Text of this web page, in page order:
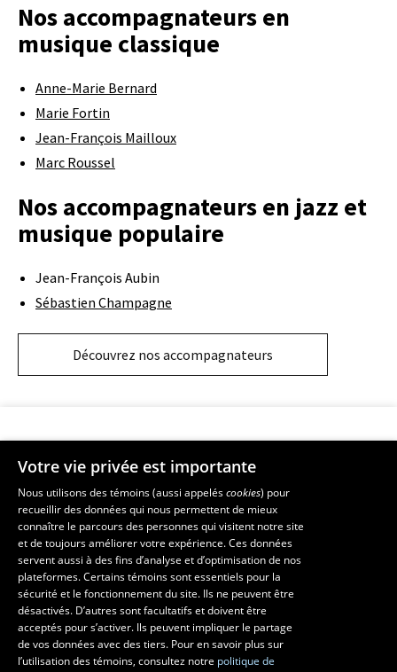
Nos accompagnateurs en
musique classique
Anne-Marie Bernard
Marie Fortin
Jean-François Mailloux
Marc Roussel
Nos accompagnateurs en jazz et
musique populaire
Jean-François Aubin
Sébastien Champagne
Découvrez nos accompagnateurs
Faculté de musique
Pavillon Louis-Jacques-Casault
1055, avenue du Séminaire
, Québec (Québec)  G1V 0A6
Téléphone: 418 656-7061
Suivez-nous sur Facebook
Suivez-nous sur YouTube
Votre vie privée est importante
Nous utilisons des témoins (aussi appeléscookies) pour
recueillir des données qui nous permettent de mieux
connaître le parcours des personnes qui visitent notre site
et de toujours améliorer votre expérience. Ces données
servent aussi à des fins d’analyse et d’optimisation de nos
plateformes. Certains témoins sont essentiels pour la
sécurité et le fonctionnement du site. Ils ne peuvent être
désactivés. D’autres sont facultatifs et doivent être
acceptés pour s’activer. Ils peuvent impliquer le partage
de vos données avec des tiers. Pour en savoir plus sur
l’utilisation des témoins, consultez notre politique de